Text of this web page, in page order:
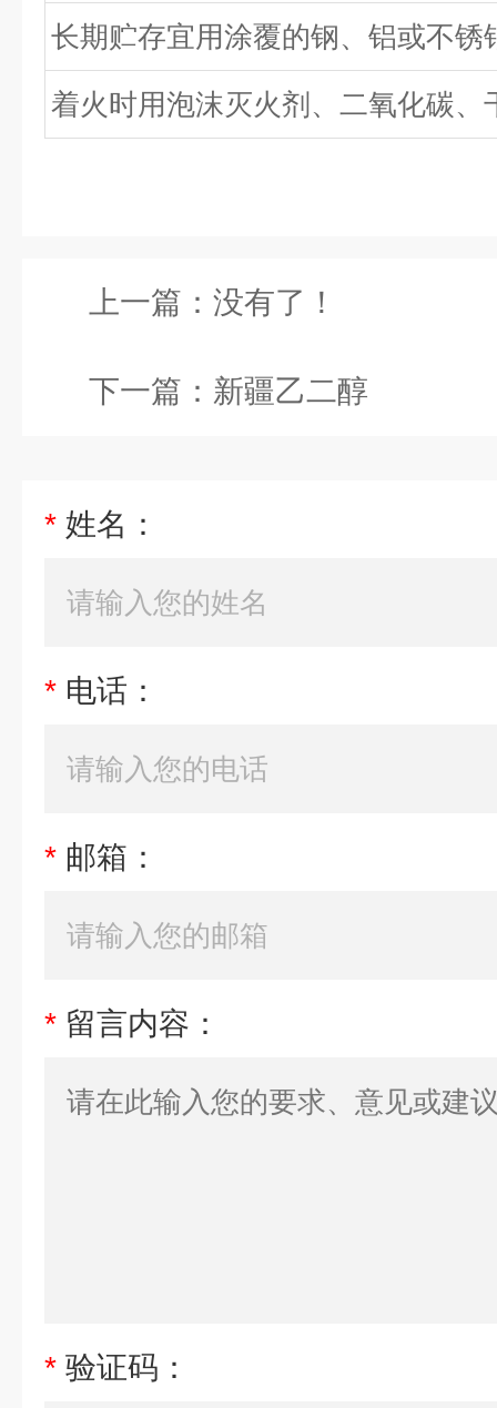
长期贮存宜用涂覆的钢、铝或不锈
着火时用泡沫灭火剂、二氧化碳、
上一篇：没有了！
下一篇： 新疆乙二醇
* 姓名：
* 电话：
* 邮箱：
* 留言内容：
* 验证码：